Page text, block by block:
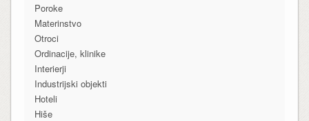
Poroke
Materinstvo
Otroci
Ordinacije, klinike
Interierji
Industrijski objekti
Hoteli
Hiše